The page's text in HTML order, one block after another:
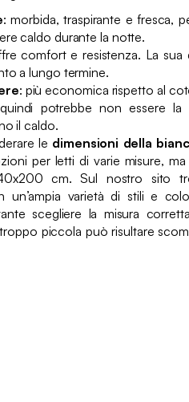
: morbida, traspirante e fresca,
caldo durante la notte.
comfort e resistenza. La sua
a lungo termine.
: più economica rispetto al
potrebbe non essere la
il caldo.
le dimensioni della
per letti di varie misure,
cm. Sul nostro sito
un’ampia varietà di stili e
scegliere la misura
piccola può risultare